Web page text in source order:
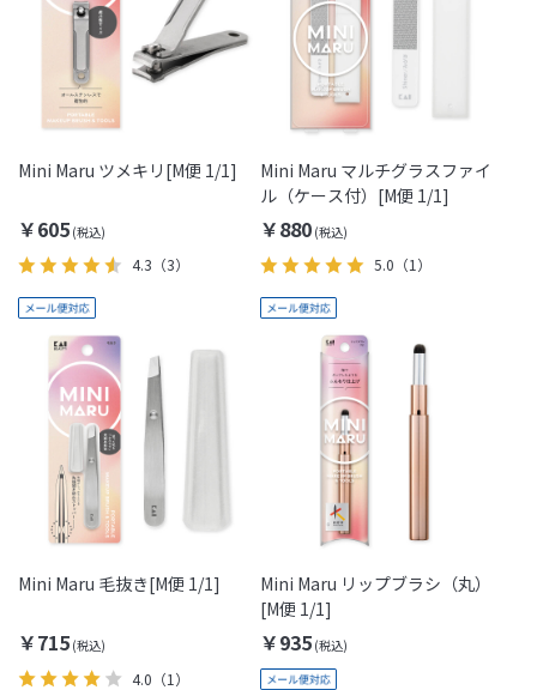
Mini Maru ツメキリ[M便 1/1]
￥605
4.3 （3）
Mini Maru マルチグラスファイ
ル（ケース付）[M便 1/1]
￥880
5.0 （1）
Mini Maru 毛抜き[M便 1/1]
￥715
4.0 （1）
Mini Maru リップブラシ（丸）
[M便 1/1]
￥935